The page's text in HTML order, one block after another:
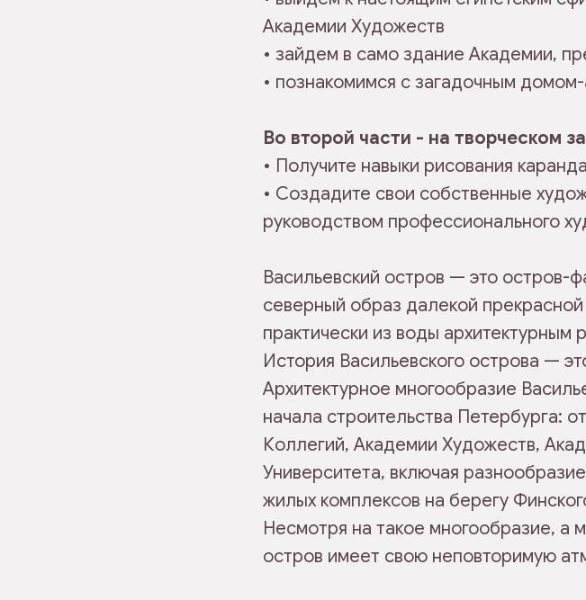
Академии Художеств
• зайдем в само здание Академии,
• познакомимся с загадочным
Во второй части - на творческом
• Получите навыки рисования
• Создадите свои собственные
руководством профессионального
Васильевский остров — это остров-
северный образ далекой
практически из воды архитектурным
История Васильевского острова —
Архитектурное многообразие
начала строительства Петербурга:
Коллегий, Академии Художеств,
Университета, включая
жилых комплексов на берегу
Несмотря на такое многообразие, а
остров имеет свою неповторимую